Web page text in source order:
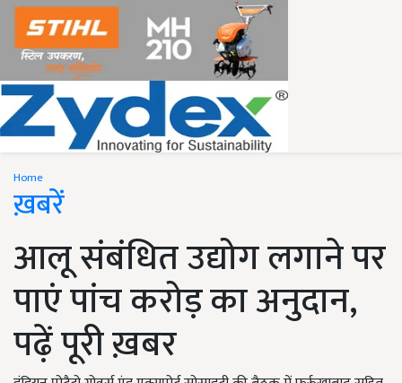
Home
ख़बरें
आलू संबंधित उद्योग लगाने पर
पाएं पांच करोड़ का अनुदान,
पढ़ें पूरी ख़बर